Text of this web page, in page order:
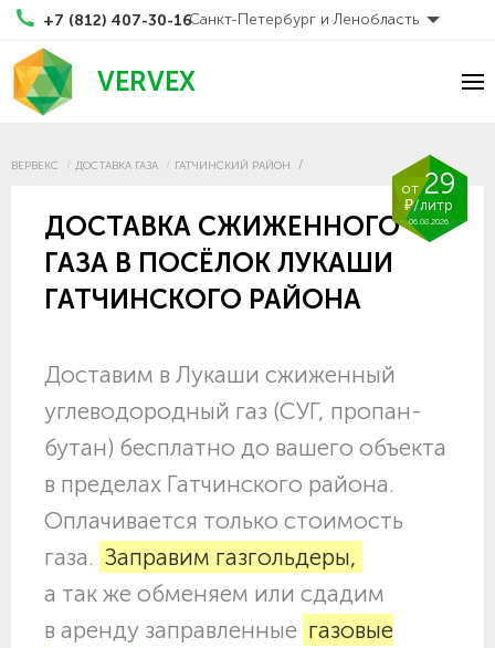
+7 (812) 407-30-16Санкт-Петербург и Ленобласть
VERVEX
ВЕРВЕКС ДОСТАВКА ГАЗА ГАТЧИНСКИЙ РАЙОН
от29
₽/литр
06.08.2026
ДОСТАВКА СЖИЖЕННОГО
ГАЗА В ПОСЁЛОК ЛУКАШИ
ГАТЧИНСКОГО РАЙОНА
Доставим в Лукаши сжиженный
углеводородный газ (СУГ, пропан-
бутан) бесплатно до вашего объекта
в пределах Гатчинского района.
Оплачивается только стоимость
газа. Заправим газгольдеры,
а так же обменяем или сдадим
в аренду заправленные газовые